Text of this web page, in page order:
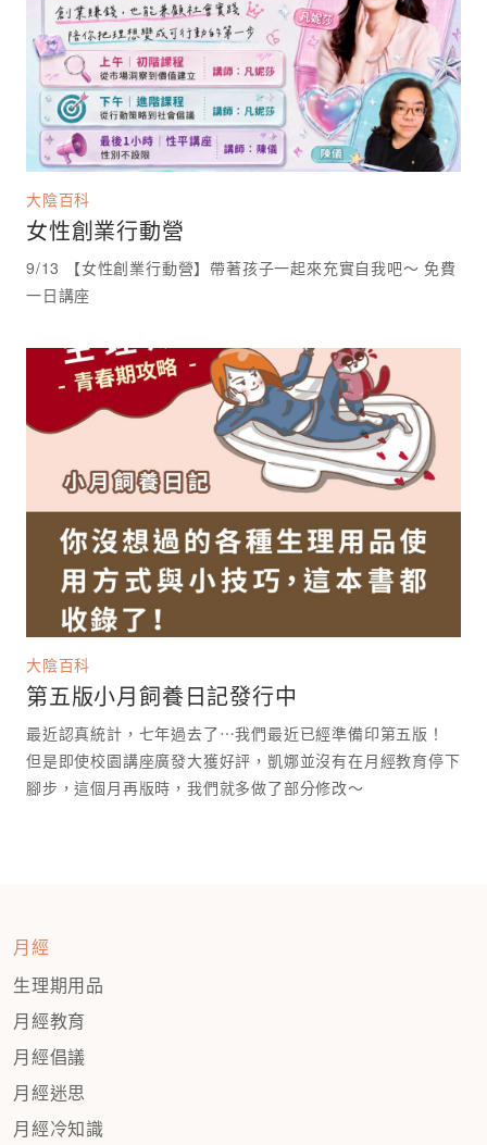
大陰百科
女性創業行動營
9/13 【女性創業行動營】帶著孩子一起來充實自我吧～ 免費
大陰百科
第五版小月飼養日記發行中
最近認真統計，七年過去了⋯我們最近已經準備印第五版！
但是即使校園講座廣發大獲好評，凱娜並沒有在月經教育停下
腳步，這個月再版時，我們就多做了部分修改～
月經
生理期用品
月經教育
月經倡議
月經迷思
月經冷知識